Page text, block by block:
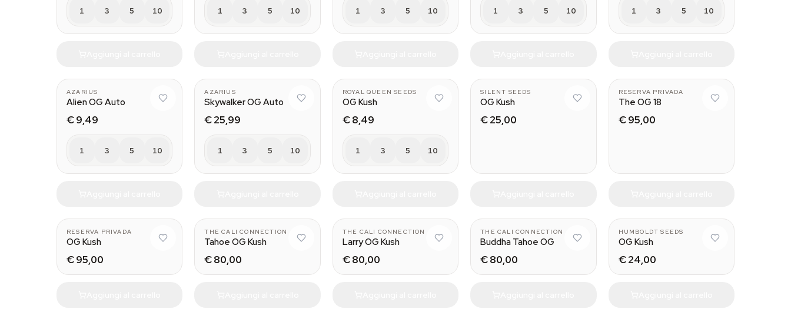
1 3 5 10 1 3 5 10 1 3 5 10 1 3 5 10 1 3 5 10
AZARIUS
Alien OG Auto
€ 9,49
1 3 5 10
AZARIUS
Skywalker OG Auto
€ 25,99
1 3 5 10
ROYAL QUEEN SEEDS
OG Kush
€ 8,49
1 3 5 10
SILENT SEEDS
OG Kush
€ 25,00
RESERVA PRIVADA
The OG 18
€ 95,00
RESERVA PRIVADA
OG Kush
€ 95,00
THE CALI CONNECTION
Tahoe OG Kush
€ 80,00
THE CALI CONNECTION
Larry OG Kush
€ 80,00
THE CALI CONNECTION
Buddha Tahoe OG
€ 80,00
HUMBOLDT SEEDS
OG Kush
€ 24,00